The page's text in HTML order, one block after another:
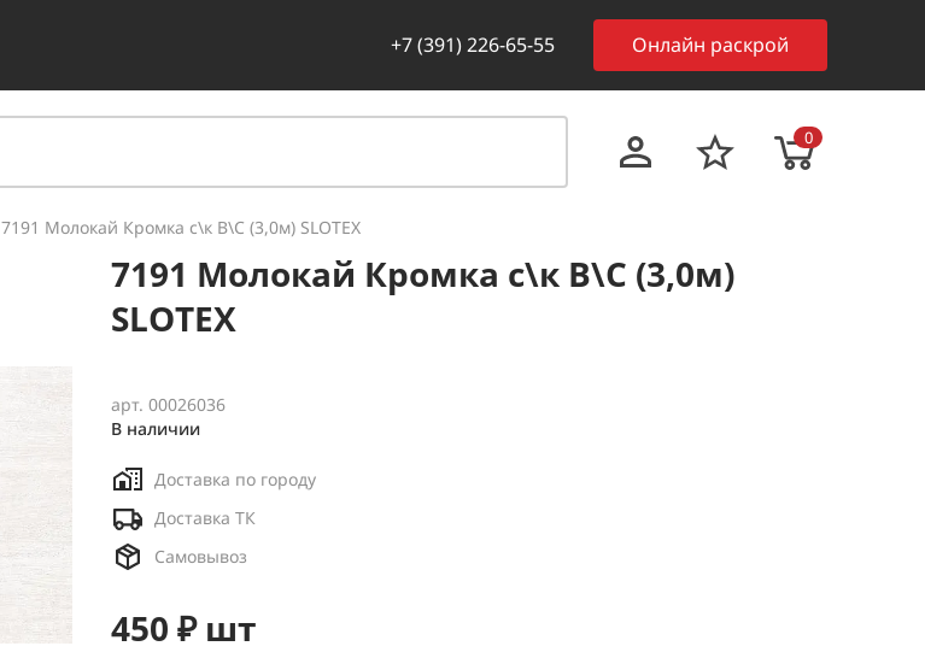
+7 (391) 226-65-55 Онлайн раскрой
0
7191 Молокай Кромка с\к В\С (3,0м) SLOTEX
7191 Молокай Кромка с\к В\С (3,0м)
SLOTEX
арт. 00026036
В наличии
Доставка по городу
Доставка ТК
Самовывоз
450 ₽ шт